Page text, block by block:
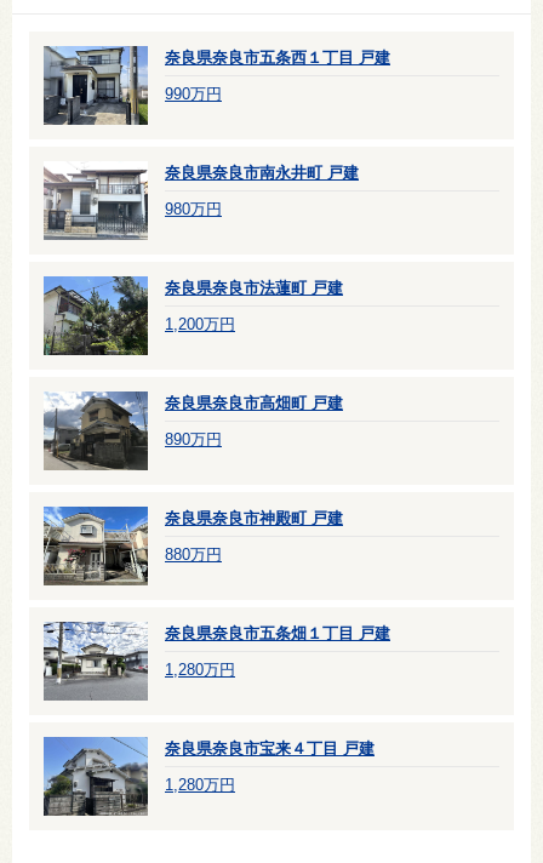
奈良県奈良市五条西１丁目 戸建
990万円
奈良県奈良市南永井町 戸建
980万円
奈良県奈良市法蓮町 戸建
1,200万円
奈良県奈良市高畑町 戸建
890万円
奈良県奈良市神殿町 戸建
880万円
奈良県奈良市五条畑１丁目 戸建
1,280万円
奈良県奈良市宝来４丁目 戸建
1,280万円